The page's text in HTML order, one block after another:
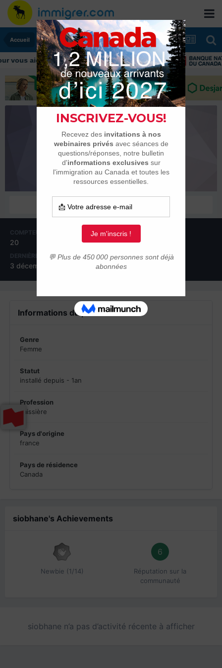
Accueil
vous aider tout au long de votre transition
siobhane
Membres
COMPTEUR DE CONTENUS
20
INSCRIPTION
7 février 2011
DERNIÈRE VISITE
3 décembre 2012
Informations du profil
Genre
Femme
Statut
installé depuis - 1an
Profession
caissière
Pays d'origine
france
Pays de résidence
Canada
siobhane's Achievements
Newbie (1/14)
6
Réputation sur la
communauté
siobhane n’a pas d’activité récente à afficher